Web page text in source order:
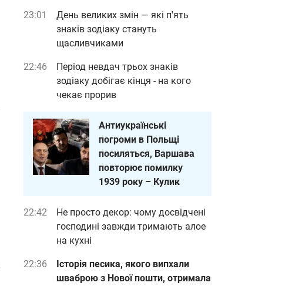
23:01
День великих змін — які п'ять
знаків зодіаку стануть
щасливчиками
22:46
Період невдач трьох знаків
зодіаку добігає кінця - на кого
чекає прорив
Антиукраїнські
погроми в Польщі
посиляться, Варшава
повторює помилку
1939 року – Кулик
22:42
Не просто декор: чому досвідчені
господині завжди тримають алое
на кухні
22:36
Історія песика, якого випхали
шваброю з Нової пошти, отримала